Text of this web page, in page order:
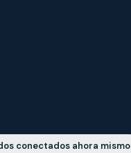
conectados ahora mismo